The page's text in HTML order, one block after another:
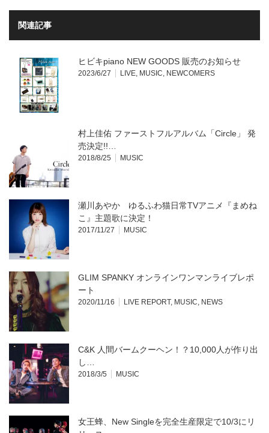
(新
い
ウ
ウ
で
開
き
ま
す)
ッ
い
ウ
ィ
ン
ド
関連記事
ヒビキpiano NEW GOODS 販売のお知らせ
2023/6/27 LIVE MUSIC NEWCOMERS
村上佳佑 ファーストフルアルバム「Circle」 発
売決定!!…
2018/8/25 MUSIC
瀬川あやか ゆるふわ猫日常TVアニメ『まめね
こ』主題歌に決定！
2017/11/27 MUSIC
GLIM SPANKY オンラインワンマンライブレポ
ート
2020/11/16 LIVE REPORT, MUSIC NEWS
C&K 人間バームクーヘン！？10,000人が作り出
し…
2018/3/5 MUSIC
女王蜂、New Singleを完全生産限定で10/3にリ